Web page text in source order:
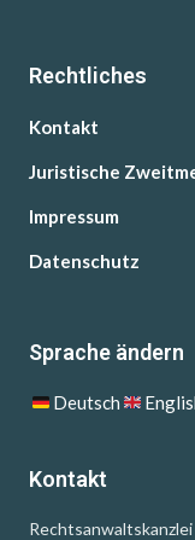
Rechtliches
Kontakt
Juristische
Impressum
Datenschutz
Sprache ändern
Deutsch
Kontakt